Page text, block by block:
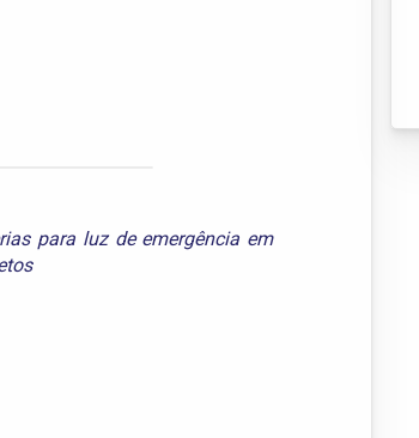
para luz de emergência em